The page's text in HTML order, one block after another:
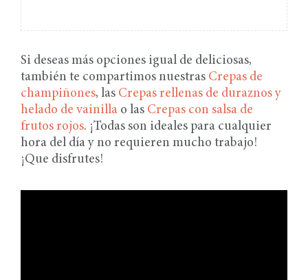
Si deseas más opciones igual de deliciosas,
también te compartimos nuestras Crepas de
champiñones, las Crepas rellenas de duraznos y
helado de vainilla o las Crepas con salsa de
frutos rojos. ¡Todas son ideales para cualquier
hora del día y no requieren mucho trabajo!
¡Que disfrutes!